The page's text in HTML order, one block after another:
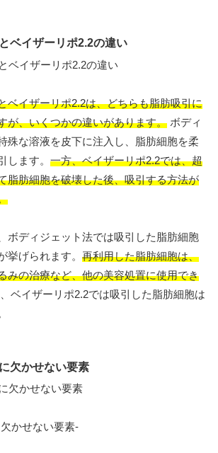
ベイザーリポ2.2の違い
ベイザーリポ2.2は、どちらも脂肪吸引に
が、いくつかの違いがあります。 ボディ
殊な溶液を皮下に注入し、脂肪細胞を柔
します。 一方、ベイザーリポ2.2では、超
脂肪細胞を破壊した後、吸引する方法が
ボディジェット法では吸引した脂肪細胞
挙げられます。 再利用した脂肪細胞は、
みの治療など、他の美容処置に使用でき
ベイザーリポ2.2では吸引した脂肪細胞は
欠かせない要素
かせない要素-